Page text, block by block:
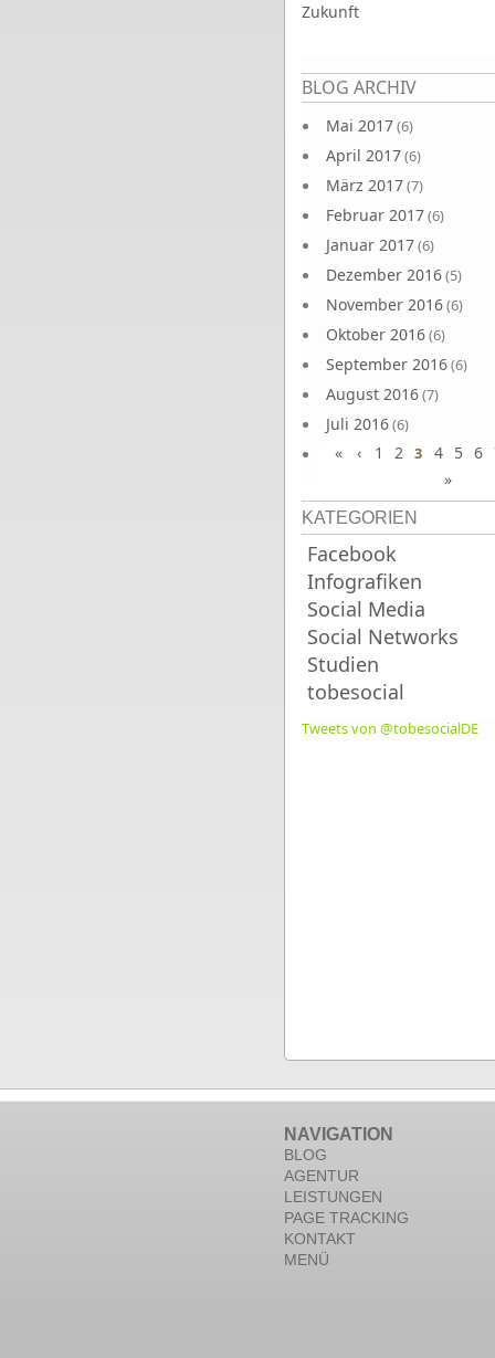
Zukunft
BLOG ARCHIV
Mai 2017(6)
April 2017(6)
März 2017(7)
Februar 2017(6)
Januar 2017(6)
Dezember 2016(5)
November 2016(6)
Oktober 2016(6)
September 2016(6)
August 2016(7)
Juli 2016(6)
Juni 2016(7)
Seiten
« ‹ 1 2 3 4 5 6
»
KATEGORIEN
Facebook
Infografiken
Social Media
Social Networks
Studien
tobesocial
Tweets von @tobesocialDE
NAVIGATION
BLOG
AGENTUR
LEISTUNGEN
PAGE TRACKING
KONTAKT
MENÜ